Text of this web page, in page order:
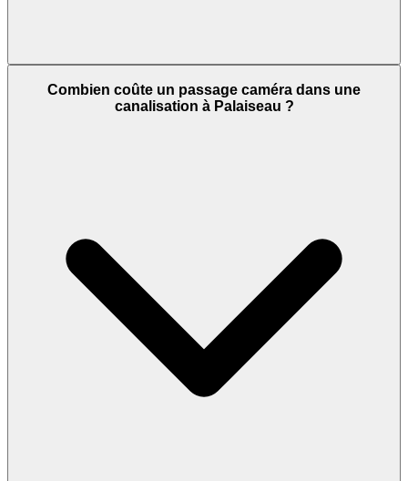
Combien coûte un passage caméra dans une
canalisation à Palaiseau ?